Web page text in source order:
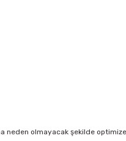
neden olmayacak şekilde